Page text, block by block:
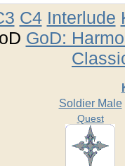
C4 Interlude
GoD:
Soldier Male
Quest